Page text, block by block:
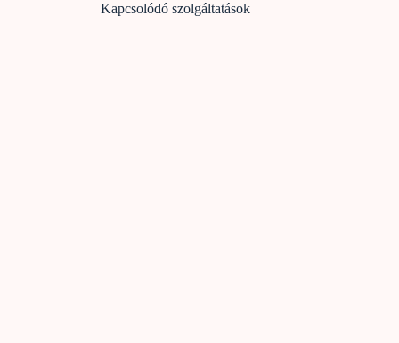
Kapcsolódó szolgáltatások